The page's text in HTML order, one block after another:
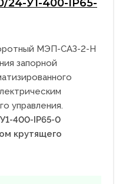
24-У1-400-IP65-
МЭП-САЗ-2-Н
запорной
управления.
400-IP65-0
крутящего